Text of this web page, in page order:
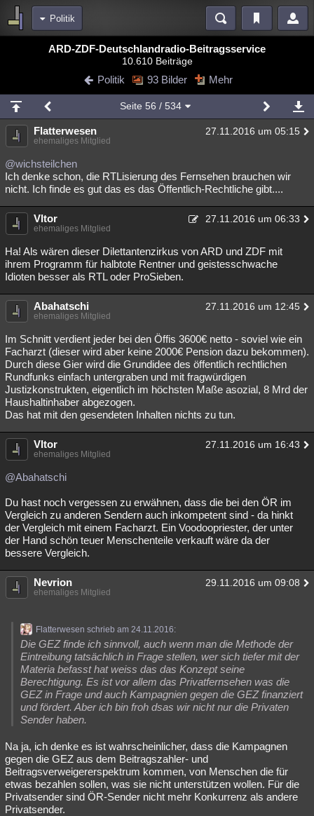
Politik
Blogs Videos
Chat Wiki Neuigkeiten
meine Rubriken
Menschen Wissenschaft Mystery Kriminalfälle
Spiritualität
Natur Umfragen Unterhaltung
weitere Rubriken
Philosophie Träume
Astronomie Helpdesk Gruppen Gaming Filme
Übersichten
Lesenswert Schlüsselwörter
ARD-ZDF-Deutschlandradio-Beitragsservice
10.610 Beiträge
Politik 93 Bilder Mehr
Seite 56 / 534
Flatterwesen 27.11.2016 um 05:15
ehemaliges Mitglied
@wichsteilchen
Ich denke schon, die RTLisierung des Fernsehen brauchen wir
nicht. Ich finde es gut das es das Öffentlich-Rechtliche gibt....
Vltor 27.11.2016 um 06:33
ehemaliges Mitglied
Ha! Als wären dieser Dilettantenzirkus von ARD und ZDF mit
ihrem Programm für halbtote Rentner und geistesschwache
Idioten besser als RTL oder ProSieben.
Abahatschi 27.11.2016 um 12:45
ehemaliges Mitglied
Im Schnitt verdient jeder bei den Öffis 3600€ netto - soviel wie ein
Facharzt (dieser wird aber keine 2000€ Pension dazu bekommen).
Durch diese Gier wird die Grundidee des öffentlich rechtlichen
Rundfunks einfach untergraben und mit fragwürdigen
Justizkonstrukten, eigentlich im höchsten Maße asozial, 8 Mrd der
Haushaltinhaber abgezogen.
Das hat mit den gesendeten Inhalten nichts zu tun.
Vltor 27.11.2016 um 16:43
ehemaliges Mitglied
@Abahatschi
Du hast noch vergessen zu erwähnen, dass die bei den ÖR im
Vergleich zu anderen Sendern auch inkompetent sind - da hinkt
der Vergleich mit einem Facharzt. Ein Voodoopriester, der unter
der Hand schön teuer Menschenteile verkauft wäre da der
bessere Vergleich.
Nevrion 29.11.2016 um 09:08
ehemaliges Mitglied
Flatterwesen schrieb am 24.11.2016:
Die GEZ finde ich sinnvoll, auch wenn man die Methode der
Eintreibung tatsächlich in Frage stellen, wer sich tiefer mit der
Materia befasst hat weiss das das Konzept seine
Berechtigung. Es ist vor allem das Privatfernsehen was die
GEZ in Frage und auch Kampagnien gegen die GEZ finanziert
und fördert. Aber ich bin froh dsas wir nicht nur die Privaten
Sender haben.
Na ja, ich denke es ist wahrscheinlicher, dass die Kampagnen
gegen die GEZ aus dem Beitragszahler- und
Beitragsverweigererspektrum kommen, von Menschen die für
etwas bezahlen sollen, was sie nicht unterstützen wollen. Für die
Privatsender sind ÖR-Sender nicht mehr Konkurrenz als andere
Privatsender.